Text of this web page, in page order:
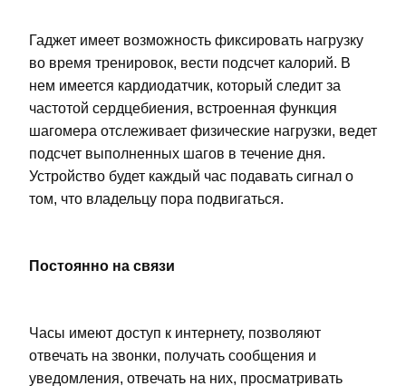
Гаджет имеет возможность фиксировать нагрузку
во время тренировок, вести подсчет калорий. В
нем имеется кардиодатчик, который следит за
частотой сердцебиения, встроенная функция
шагомера отслеживает физические нагрузки, ведет
подсчет выполненных шагов в течение дня.
Устройство будет каждый час подавать сигнал о
том, что владельцу пора подвигаться.
Постоянно на связи
Часы имеют доступ к интернету, позволяют
отвечать на звонки, получать сообщения и
уведомления, отвечать на них, просматривать